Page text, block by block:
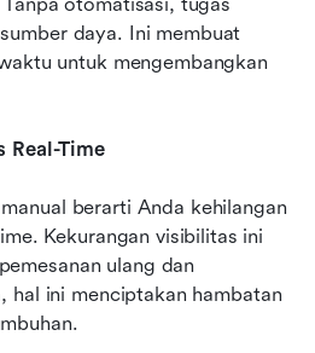
daya. Ini membuat
untuk mengembangkan
Real-Time
berarti Anda kehilangan
Kekurangan visibilitas ini
ulang dan
hal ini menciptakan hambatan